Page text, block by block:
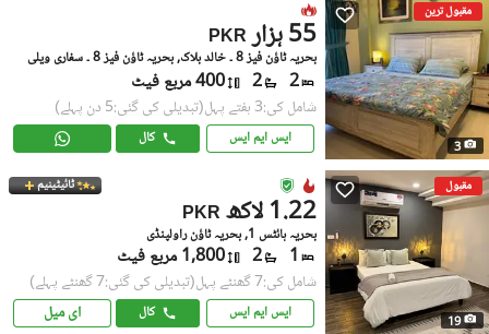
مقبول ترین
3
PKR 55 ہزار
بحریہ ٹاؤن فیز 8 ۔ خالد بلاک, بحریہ ٹاؤن فیز 8 ۔ سفاری ویلی
2
2 400 مربع فیٹ
شامل کی:3 ہفتے پہل (تبدیلی کی گئی:5 دن پہلے)
ایس ایم ایس کال
مقبول
19
ٹائیٹینیم
PKR 1.22 لاکھ
بحریہ ہائٹس 1, بحریہ ٹاؤن راولپنڈی
1
2 1,800 مربع فیٹ
شامل کی:7 گھنٹے پہل (تبدیلی کی گئی:7 گھنٹے پہلے)
ایس ایم ایس کال ای میل